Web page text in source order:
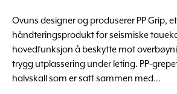
Ovuns designer og produserer PP Grip,
håndteringsprodukt for seismiske
hovedfunksjon å beskytte mot
trygg utplassering under leting. PP-
halvskall som er satt sammen med…